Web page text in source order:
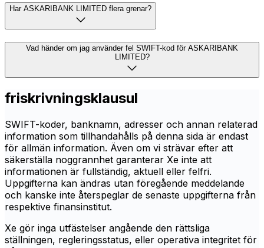
Har ASKARIBANK LIMITED flera grenar?
Vad händer om jag använder fel SWIFT-kod för ASKARIBANK
LIMITED?
friskrivningsklausul
SWIFT-koder, banknamn, adresser och annan relaterad
information som tillhandahålls på denna sida är endast
för allmän information. Även om vi strävar efter att
säkerställa noggrannhet garanterar Xe inte att
informationen är fullständig, aktuell eller felfri.
Uppgifterna kan ändras utan föregående meddelande
och kanske inte återspeglar de senaste uppgifterna från
respektive finansinstitut.
Xe gör inga utfästelser angående den rättsliga
ställningen, regleringsstatus, eller operativa integritet för